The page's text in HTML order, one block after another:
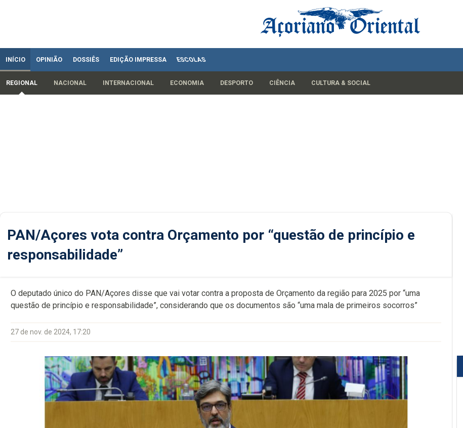
INÍCIO OPINIÃO DOSSIÊS EDIÇÃO IMPRESSA ESCOLAS
REGIONAL NACIONAL INTERNACIONAL ECONOMIA DESPORTO CIÊNCIA CULTURA & SOCIAL
PAN/Açores vota contra Orçamento por “questão de princípio e
responsabilidade”
O deputado único do PAN/Açores disse que vai votar contra a proposta de Orçamento da região para 2025 por “uma
questão de princípio e responsabilidade”, considerando que os documentos são “uma mala de primeiros socorros”
27 de nov. de 2024, 17:20